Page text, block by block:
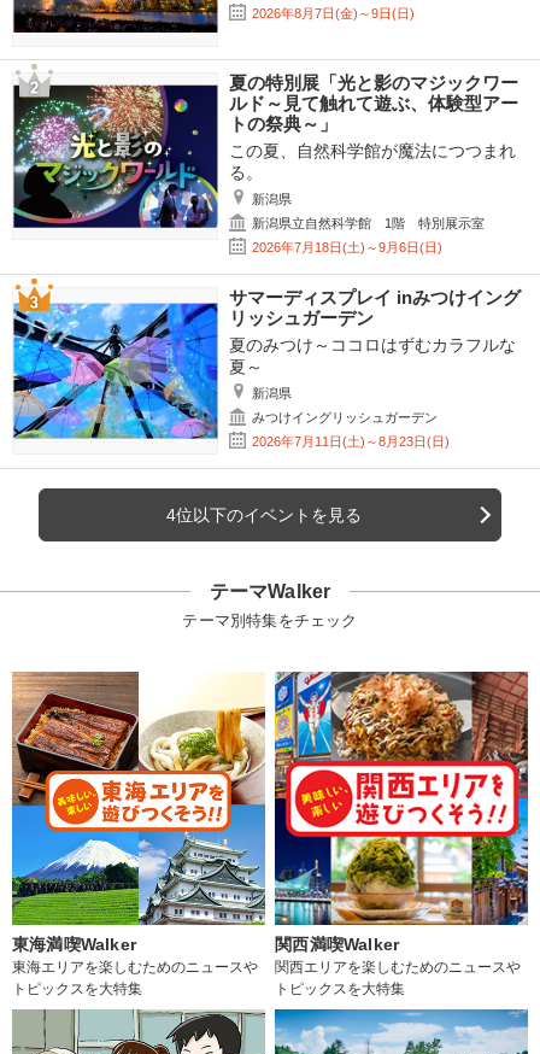
2026年8月7日(金)～9日(日)
夏の特別展「光と影のマジックワー
ルド～見て触れて遊ぶ、体験型アー
トの祭典～」
この夏、自然科学館が魔法につつまれ
る。
新潟県
新潟県立自然科学館 1階 特別展示室
2026年7月18日(土)～9月6日(日)
サマーディスプレイ inみつけイング
リッシュガーデン
夏のみつけ～ココロはずむカラフルな
夏～
新潟県
みつけイングリッシュガーデン
2026年7月11日(土)～8月23日(日)
4位以下のイベントを見る
テーマWalker
テーマ別特集をチェック
東海満喫Walker
東海エリアを楽しむためのニュースや
トピックスを大特集
関西満喫Walker
関西エリアを楽しむためのニュースや
トピックスを大特集